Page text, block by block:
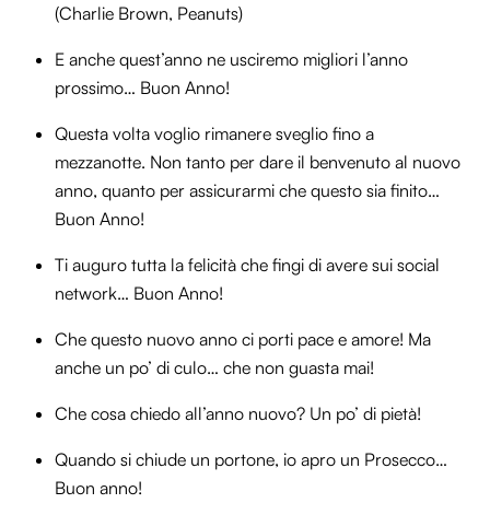
(Charlie Brown, Peanuts)
E anche quest’anno ne usciremo migliori l’anno
prossimo… Buon Anno!
Questa volta voglio rimanere sveglio fino a
mezzanotte. Non tanto per dare il benvenuto al nuovo
anno, quanto per assicurarmi che questo sia finito…
Buon Anno!
Ti auguro tutta la felicità che fingi di avere sui social
network… Buon Anno!
Che questo nuovo anno ci porti pace e amore! Ma
anche un po’ di culo… che non guasta mai!
Che cosa chiedo all’anno nuovo? Un po’ di pietà!
Quando si chiude un portone, io apro un Prosecco…
Buon anno!